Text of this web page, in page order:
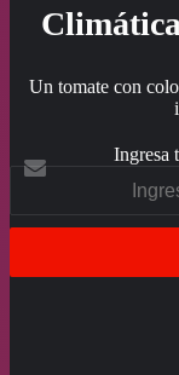
Un tomate con
Ingresa